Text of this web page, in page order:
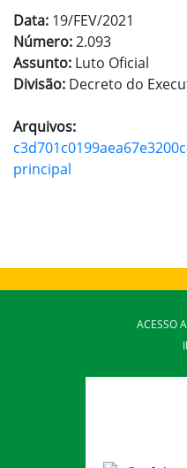
Data: 19/FEV/2021
Número:2.093
Assunto: Luto Oficial
Divisão: Decreto do
Arquivos:
principal
ACESSO